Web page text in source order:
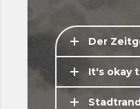
Der
It's okay